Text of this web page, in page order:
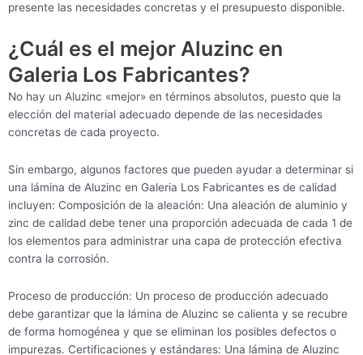
presente las necesidades concretas y el presupuesto disponible.
¿Cuál es el mejor Aluzinc en
Galeria Los Fabricantes?
No hay un Aluzinc «mejor» en términos absolutos, puesto que la
elección del material adecuado depende de las necesidades
concretas de cada proyecto.
Sin embargo, algunos factores que pueden ayudar a determinar si
una lámina de Aluzinc en Galeria Los Fabricantes es de calidad
incluyen: Composición de la aleación: Una aleación de aluminio y
zinc de calidad debe tener una proporción adecuada de cada 1 de
los elementos para administrar una capa de protección efectiva
contra la corrosión.
Proceso de producción: Un proceso de producción adecuado
debe garantizar que la lámina de Aluzinc se calienta y se recubre
de forma homogénea y que se eliminan los posibles defectos o
impurezas. Certificaciones y estándares: Una lámina de Aluzinc